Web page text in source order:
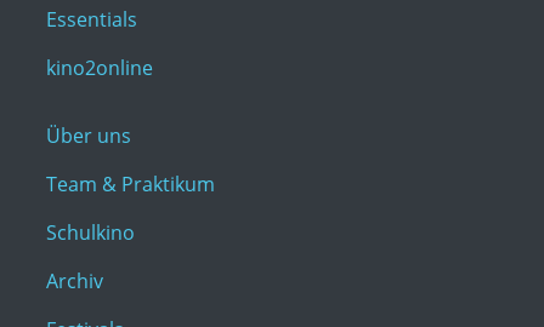
Essentials
kino2online
Über uns
Team & Praktikum
Schulkino
Archiv